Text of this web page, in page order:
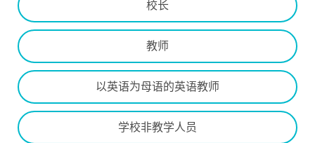
校长
教师
以英语为母语的英语教师
学校非教学人员